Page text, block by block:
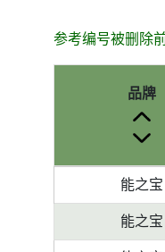
参考编号被删除
号
品牌
能之宝
能之宝